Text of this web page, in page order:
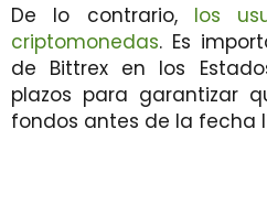
De lo contrario, los
criptomonedas. Es
de Bittrex en los
plazos para garantizar
fondos antes de la fecha